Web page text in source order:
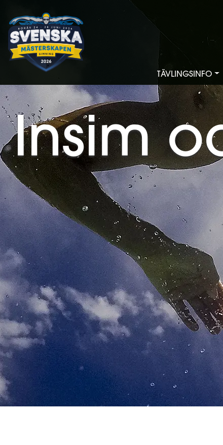
TÄVLINGSINFO
Insim